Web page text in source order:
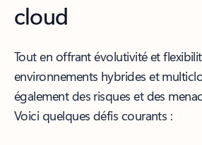
cloud
Tout en offrant évolutivité et
environnements hybrides et
également des risques et des
Voici quelques défis courants :